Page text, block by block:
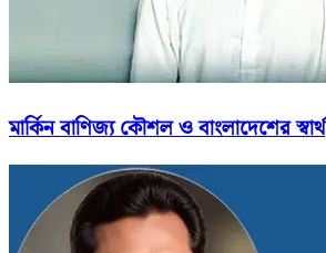
মার্কিন বাণিজ্য কৌশল ও বাংলাদেশের স্বার্থ